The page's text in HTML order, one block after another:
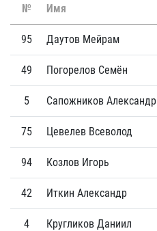
№ Имя
95 Даутов Мейрам
49 Погорелов Семён
5 Сапожников Александр
75 Цевелев Всеволод
94 Козлов Игорь
42 Иткин Александр
4 Кругликов Даниил